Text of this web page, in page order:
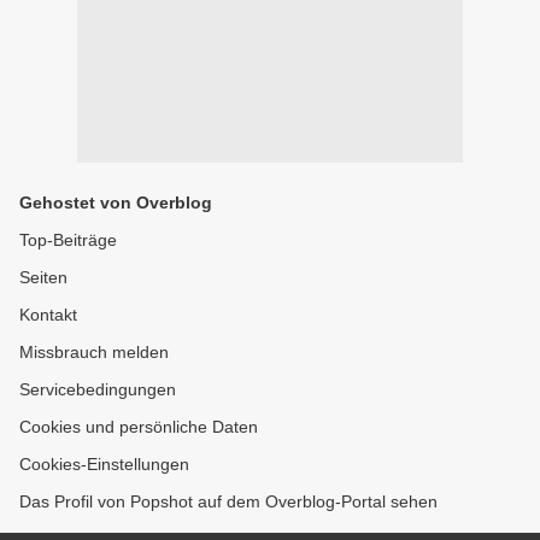
Gehostet von Overblog
Top-Beiträge
Seiten
Kontakt
Missbrauch melden
Servicebedingungen
Cookies und persönliche Daten
Cookies-Einstellungen
Das Profil von Popshot auf dem Overblog-Portal sehen